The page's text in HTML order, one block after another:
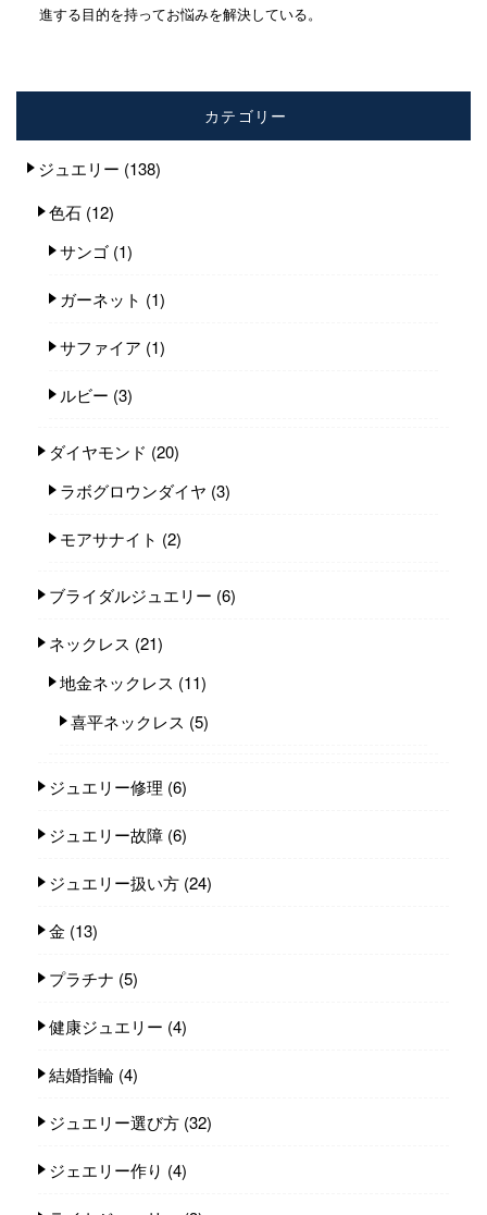
進する目的を持ってお悩みを解決している。
カテゴリー
ジュエリー (138)
色石 (12)
サンゴ (1)
ガーネット (1)
サファイア (1)
ルビー (3)
ダイヤモンド (20)
ラボグロウンダイヤ (3)
モアサナイト (2)
ブライダルジュエリー (6)
ネックレス (21)
地金ネックレス (11)
喜平ネックレス (5)
ジュエリー修理 (6)
ジュエリー故障 (6)
ジュエリー扱い方 (24)
金 (13)
プラチナ (5)
健康ジュエリー (4)
結婚指輪 (4)
ジュエリー選び方 (32)
ジェエリー作り (4)